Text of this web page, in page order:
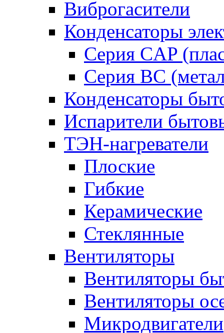
Виброгасители
Конденсаторы
Серия CAP
Серия BC
Конденсаторы
Испарители
ТЭН-нагреватели
Плоские
Гибкие
Керамические
Стеклянные
Вентиляторы
Вентиляторы
Вентиляторы
Микродвигатели